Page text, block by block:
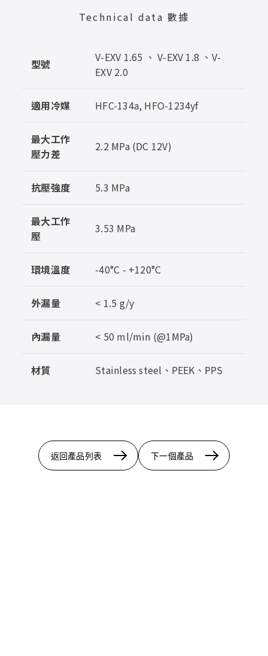
Technical data 數據
型號
V-EXV 1.65 、 V-EXV 1.8 、V-
EXV 2.0
適用冷媒 HFC-134a, HFO-1234yf
最大工作
壓力差
2.2 MPa (DC 12V)
抗壓強度 5.3 MPa
最大工作
壓
3.53 MPa
環境溫度 -40°C - +120°C
外漏量 < 1.5 g/y
內漏量 < 50 ml/min (@1MPa)
材質 Stainless steel、PEEK、PPS
返回產品列表 下一個產品